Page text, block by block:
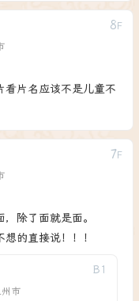
8 F
看片名应该不是儿童不
7F
除了面就是面。
的直接说！！！
市
B 1